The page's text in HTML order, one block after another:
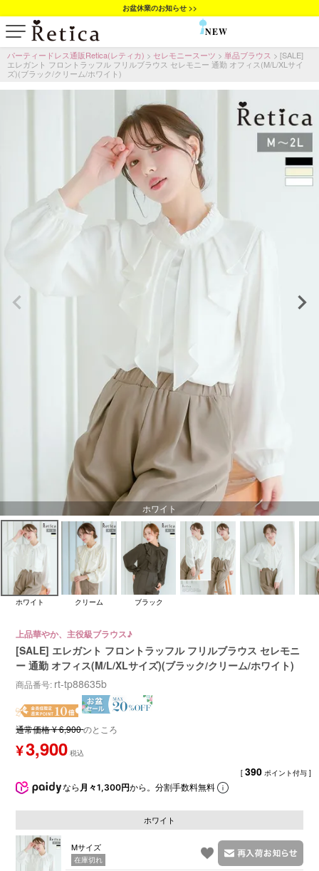
お盆休業のお知らせ >>
NEW
パーティードレス通販Retica(レティカ) セレモニースーツ 単品ブラウス
[SALE]
エレガント フロントラッフル フリルブラウス セレモニー 通勤 オフィス(M/L/XLサイ
ズ)(ブラック/クリーム/ホワイト)
ホワイト
ホワイト クリーム ブラック
上品華やか、主役級ブラウス♪
[SALE] エレガント フロントラッフル フリルブラウス セレモニ
ー 通勤 オフィス(M/L/XLサイズ)(ブラック/クリーム/ホワイト)
商品番号 rt-tp88635b
通常価格¥6,900のところ
¥3,900
[ 390 ポイント付与 ]
なら 月々1,300円から。分割手数料無料
ホワイト
Mサイズ
在庫切れ